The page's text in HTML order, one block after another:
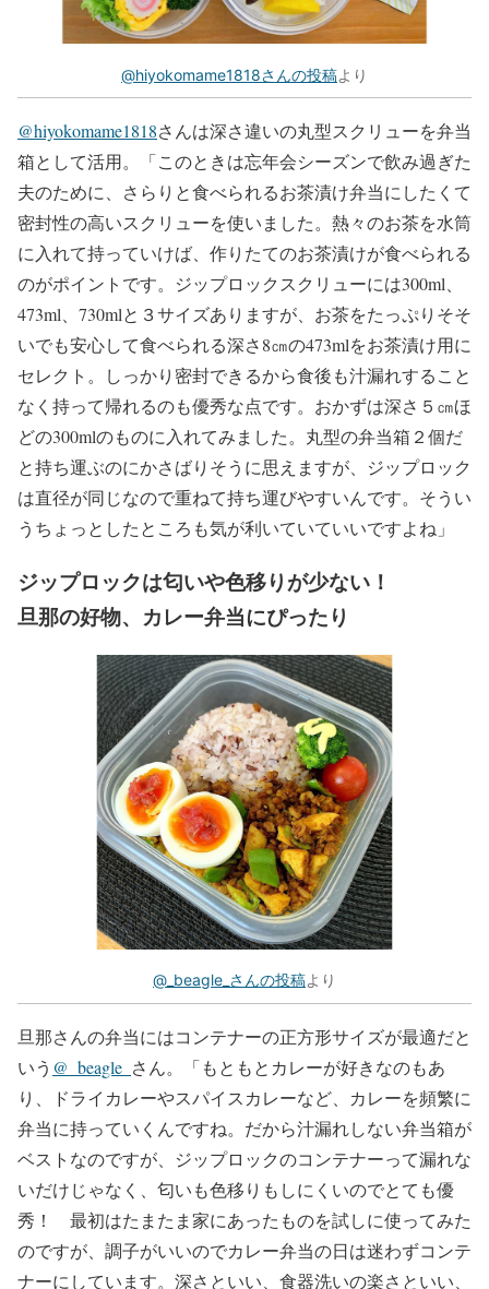
@hiyokomame1818さんの投稿より
@hiyokomame1818さんは深さ違いの丸型スクリューを弁当
箱として活用。「このときは忘年会シーズンで飲み過ぎた
夫のために、さらりと食べられるお茶漬け弁当にしたくて
密封性の高いスクリューを使いました。熱々のお茶を水筒
に入れて持っていけば、作りたてのお茶漬けが食べられる
のがポイントです。ジップロックスクリューには300ml、
473ml、730mlと３サイズありますが、お茶をたっぷりそそ
いでも安心して食べられる深さ8㎝の473mlをお茶漬け用に
セレクト。しっかり密封できるから食後も汁漏れすること
なく持って帰れるのも優秀な点です。おかずは深さ５㎝ほ
どの300mlのものに入れてみました。丸型の弁当箱２個だ
と持ち運ぶのにかさばりそうに思えますが、ジップロック
は直径が同じなので重ねて持ち運びやすいんです。そうい
うちょっとしたところも気が利いていていいですよね」
ジップロックは匂いや色移りが少ない！
旦那の好物、カレー弁当にぴったり
@_beagle_さんの投稿より
旦那さんの弁当にはコンテナーの正方形サイズが最適だと
いう @_beagle_ さん。「もともとカレーが好きなのもあ
り、ドライカレーやスパイスカレーなど、カレーを頻繁に
弁当に持っていくんですね。だから汁漏れしない弁当箱が
ベストなのですが、ジップロックのコンテナーって漏れな
いだけじゃなく、匂いも色移りもしにくいのでとても優
秀！ 最初はたまたま家にあったものを試しに使ってみた
のですが、調子がいいのでカレー弁当の日は迷わずコンテ
ナーにしています。深さといい、食器洗いの楽さといい、